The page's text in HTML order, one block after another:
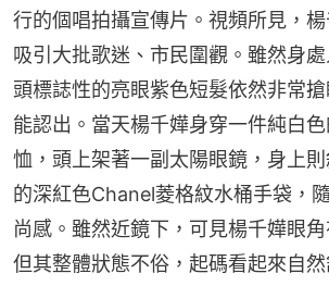
行的個唱拍攝宣傳片。視頻所見，楊
吸引大批歌迷、市民圍觀。雖然身
頭標誌性的亮眼紫色短髮依然非常
能認出。當天楊千嬅身穿一件純白
恤，頭上架著一副太陽眼鏡，身上
的深紅色Chanel菱格紋水桶手袋，
尚感。雖然近鏡下，可見楊千嬅眼角
但其整體狀態不俗，起碼看起來自